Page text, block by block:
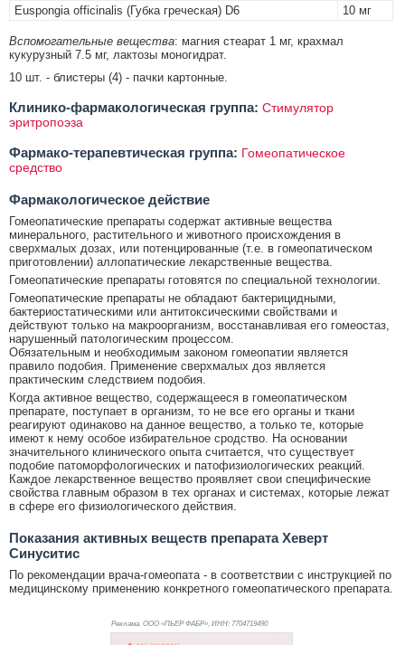
Euspongia officinalis (Губка греческая) D6
10 мг
Вспомогательные вещества: магния стеарат 1 мг, крахмал
кукурузный 7.5 мг, лактозы моногидрат.
10 шт. - блистеры (4) - пачки картонные.
Клинико-фармакологическая группа: Стимулятор
эритропоэза
Фармако-терапевтическая группа: Гомеопатическое
средство
Фармакологическое действие
Гомеопатические препараты содержат активные вещества
минерального, растительного и животного происхождения в
сверхмалых дозах, или потенцированные (т.е. в гомеопатическом
приготовлении) аллопатические лекарственные вещества.
Гомеопатические препараты готовятся по специальной технологии.
Гомеопатические препараты не обладают бактерицидными,
бактериостатическими или антитоксическими свойствами и
действуют только на макроорганизм, восстанавливая его гомеостаз,
нарушенный патологическим процессом.
Обязательным и необходимым законом гомеопатии является
правило подобия. Применение сверхмалых доз является
практическим следствием подобия.
Когда активное вещество, содержащееся в гомеопатическом
препарате, поступает в организм, то не все его органы и ткани
реагируют одинаково на данное вещество, а только те, которые
имеют к нему особое избирательное сродство. На основании
значительного клинического опыта считается, что существует
подобие патоморфологических и патофизиологических реакций.
Каждое лекарственное вещество проявляет свои специфические
свойства главным образом в тех органах и системах, которые лежат
в сфере его физиологического действия.
Показания активных веществ препарата Хеверт
Синуситис
По рекомендации врача-гомеопата - в соответствии с инструкцией по
медицинскому применению конкретного гомеопатического препарата.
Реклама. ООО «ПЬЕР ФАБР», ИНН: 7704719490